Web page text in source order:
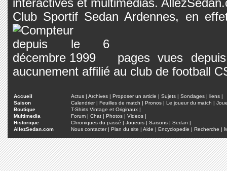
interactives et multimédias.
Club Sportif Sedan Ardennes, en
pages vues
aucunement affilié au club de football
Accueil Actus | Archives | Proposer un article | Sujets | Sondages | liens |
Saison
Calendrier| Feuilles de match | Pronos | Le joueur du match |
Boutique
T-Shirts Vintage et Originaux |
Multimedia
Forum | Chat | Photos | Videos |
Historique
Chroniques du passé | Joueurs | Saisons | Sedan |
AllezSedan.com
Nous contacter| Plan du site | Aide | Encyclopedie | Recherche |